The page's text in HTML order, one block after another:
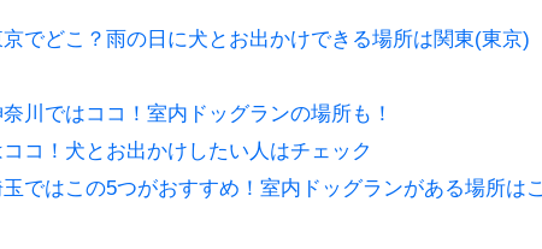
でどこ？雨の日に犬とお出かけできる場所は関東(東京)
川ではココ！室内ドッグランの場所も！
コ！犬とお出かけしたい人はチェック
ではこの5つがおすすめ！室内ドッグランがある場所はこ